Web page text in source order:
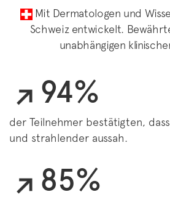
Mit Dermatologen und
Schweiz entwickelt.
unabhängigen
94%
der Teilnehmer bestätigten,
und strahlender aussah.
85%